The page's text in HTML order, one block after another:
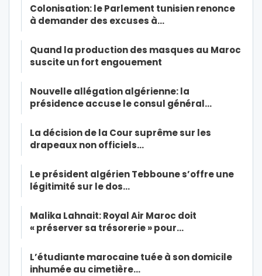
Colonisation: le Parlement tunisien renonce
à demander des excuses à…
Quand la production des masques au Maroc
suscite un fort engouement
Nouvelle allégation algérienne: la
présidence accuse le consul général…
La décision de la Cour suprême sur les
drapeaux non officiels…
Le président algérien Tebboune s’offre une
légitimité sur le dos…
Malika Lahnait: Royal Air Maroc doit
« préserver sa trésorerie » pour…
L’étudiante marocaine tuée à son domicile
inhumée au cimetière…